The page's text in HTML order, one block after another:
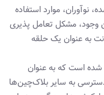
نوآوران، موارد استفاده
وجود، مشکل تعامل پذیری
به عنوان یک حلقه
شده است که به عنوان
به سایر بلاک‌چین‌ها